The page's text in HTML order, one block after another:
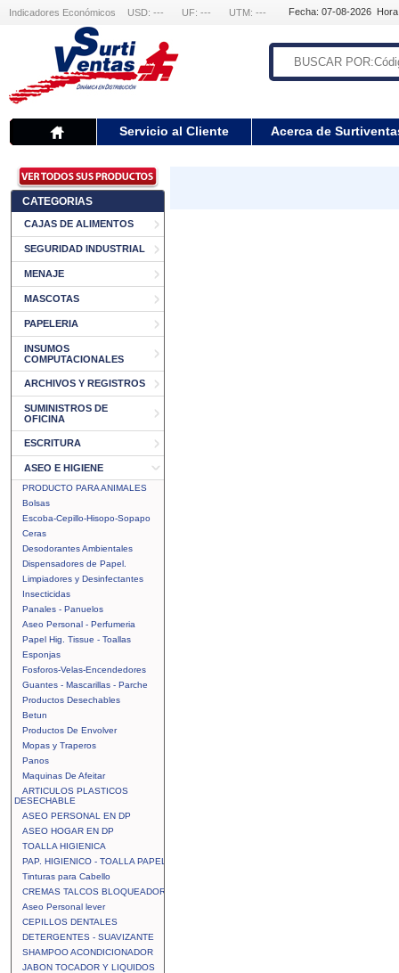
Indicadores Económicos USD: --- UF: --- UTM: --- Fecha: 07-08-2026
Servicio al Cliente Acerca de
CATEGORIAS
CAJAS DE ALIMENTOS
SEGURIDAD INDUSTRIAL
MENAJE
MASCOTAS
PAPELERIA
INSUMOS
COMPUTACIONALES
ARCHIVOS Y REGISTROS
SUMINISTROS DE
OFICINA
ESCRITURA
ASEO E HIGIENE
PRODUCTO PARA ANIMALES
Bolsas
Escoba-Cepillo-Hisopo-Sopapo
Ceras
Desodorantes Ambientales
Dispensadores de Papel.
Limpiadores y Desinfectantes
Insecticidas
Panales - Panuelos
Aseo Personal - Perfumeria
Papel Hig. Tissue - Toallas
Esponjas
Fosforos-Velas-Encendedores
Guantes - Mascarillas - Parche
Productos Desechables
Betun
Productos De Envolver
Mopas y Traperos
Panos
Maquinas De Afeitar
ARTICULOS PLASTICOS
DESECHABLE
ASEO PERSONAL EN DP
ASEO HOGAR EN DP
TOALLA HIGIENICA
PAP. HIGIENICO - TOALLA PAPEL
Tinturas para Cabello
CREMAS TALCOS BLOQUEADOR
Aseo Personal lever
CEPILLOS DENTALES
DETERGENTES - SUAVIZANTE
SHAMPOO ACONDICIONADOR
JABON TOCADOR Y LIQUIDOS